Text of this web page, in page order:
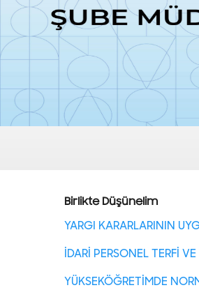
Birlikte Düşünelim
YARGI KARARLARININ
İDARİ PERSONEL TERFİ
YÜKSEKÖĞRETİMDE